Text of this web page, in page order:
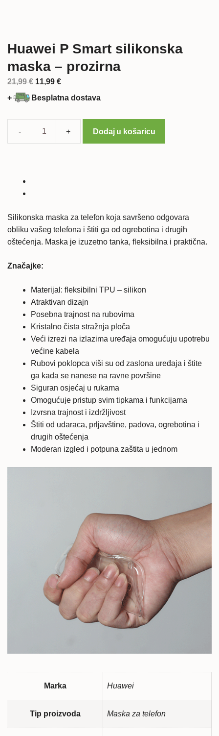
Huawei P Smart silikonska
maska – prozirna
21,99€ Izvorna
cijena
je:
21,99 €.
11,99 €Trenutna
cijena
11,99 €.
+ Besplatna dostava
Huawei
količina
Dodaj u košaricu
Silikonska maska za telefon koja savršeno odgovara
obliku vašeg telefona i štiti ga od ogrebotina i drugih
oštećenja. Maska je izuzetno tanka, fleksibilna i praktična.
Značajke:
Materijal: fleksibilni TPU – silikon
Atraktivan dizajn
Posebna trajnost na rubovima
Kristalno čista stražnja ploča
Veći izrezi na izlazima uređaja omogućuju upotrebu
većine kabela
Rubovi poklopca viši su od zaslona uređaja i štite
ga kada se nanese na ravne površine
Siguran osjećaj u rukama
Omogućuje pristup svim tipkama i funkcijama
Izvrsna trajnost i izdržljivost
Štiti od udaraca, prljavštine, padova, ogrebotina i
drugih oštećenja
Moderan izgled i potpuna zaštita u jednom
Marka Huawei
Tip proizvoda Maska za telefon